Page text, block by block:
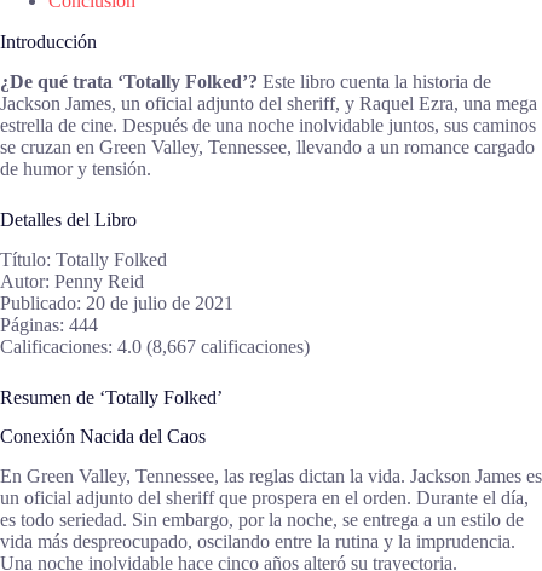
Introducción
¿De qué trata ‘Totally Folked’? Este libro cuenta la historia de
Jackson James, un oficial adjunto del sheriff, y Raquel Ezra, una mega
estrella de cine. Después de una noche inolvidable juntos, sus caminos
se cruzan en Green Valley, Tennessee, llevando a un romance cargado
de humor y tensión.
Detalles del Libro
Título: Totally Folked
Autor: Penny Reid
Publicado: 20 de julio de 2021
Páginas: 444
Calificaciones: 4.0 (8,667 calificaciones)
Resumen de ‘Totally Folked’
Conexión Nacida del Caos
En Green Valley, Tennessee, las reglas dictan la vida. Jackson James es
un oficial adjunto del sheriff que prospera en el orden. Durante el día,
es todo seriedad. Sin embargo, por la noche, se entrega a un estilo de
vida más despreocupado, oscilando entre la rutina y la imprudencia.
Una noche inolvidable hace cinco años alteró su trayectoria.